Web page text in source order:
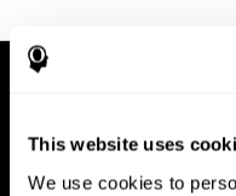
This website uses
We use cookies to